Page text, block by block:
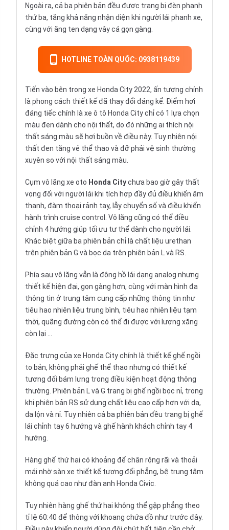
Ngoài ra, cả ba phiên bản đều được trang bị đèn phanh
thứ ba, tăng khả năng nhận diện khi người lái phanh xe,
cùng với ăng ten dạng vây cá gọn gàng.
HOTLINE TOÀN QUỐC: 0938119439
Tiến vào bên trong xe Honda City 2022, ấn tượng chính
là phong cách thiết kế đã thay đổi đáng kể. Điểm hơi
đáng tiếc chính là xe ô tô Honda City chỉ có 1 lựa chọn
màu đen dành cho nội thất, do đó những ai thích nội
thất sáng màu sẽ hơi buồn về điều này. Tuy nhiên nội
thất đen tăng vẻ thể thao và đỡ phải vệ sinh thường
xuyên so với nội thất sáng màu.
Cụm vô lăng xe oto Honda Citychưa bao giờ gây thất
vọng đối với người lái khi tích hợp đầy đủ điều khiển âm
thanh, đàm thoại rảnh tay, lẫy chuyển số và điều khiển
hành trình cruise control. Vô lăng cũng có thể điều
chỉnh 4 hướng giúp tối ưu tư thể dành cho người lái.
Khác biệt giữa ba phiên bản chỉ là chất liệu urethan
trên phiên bản G và bọc da trên phiên bản L và RS.
Phía sau vô lăng vẫn là đông hồ lái dạng analog nhưng
thiết kế hiện đại, gọn gàng hơn, cùng với màn hình đa
thông tin ở trung tâm cung cấp những thông tin như
tiêu hao nhiên liệu trung bình, tiêu hao nhiên liệu tạm
thời, quãng đường còn có thể đi được với lượng xăng
còn lại ...
Đặc trưng của xe Honda City chính là thiết kế ghế ngồi
to bản, không phải ghế thể thao nhưng có thiết kế
tương đối bám lưng trong điều kiện hoạt động thông
thường. Phiên bản L và G trang bị ghế ngồi bọc nỉ, trong
khi phiên bản RS sử dụng chất liệu cao cấp hơn với da,
da lộn và nỉ. Tuy nhiên cả ba phiên bản đều trang bị ghế
lái chỉnh tay 6 hướng và ghế hành khách chỉnh tay 4
hướng.
Hàng ghế thứ hai có khoảng để chân rộng rãi và thoải
mái nhờ sàn xe thiết kế tương đối phẳng, bệ trung tâm
không quá cao như đàn anh Honda Civic.
Tuy nhiên hàng ghế thứ hai không thể gập phẳng theo
tỉ lệ 60:40 để thông với khoang chứa đồ như trước đây.